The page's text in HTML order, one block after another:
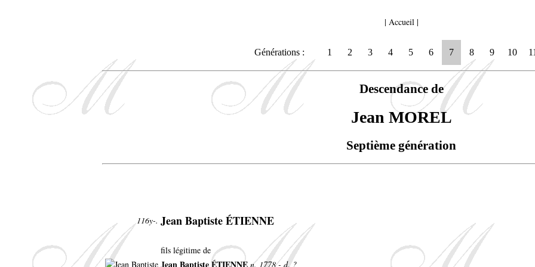
| Accueil|
Générations : 1 2 3 4 5 6 7 8 9 10
Descendance de
Jean MOREL
Septième génération
116y-. Jean Baptiste ÉTIENNE
fils légitime de
n. 1778 - d. ?